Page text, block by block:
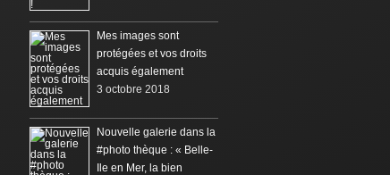
Mes images sont
protégées et vos droits
acquis également
3 octobre 2018
Nouvelle galerie dans la
#photo thèque : « Belle-
Ile en Mer, la bien